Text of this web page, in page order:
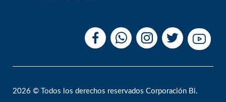
2026 © Todos los derechos reservados Corporación Bi.